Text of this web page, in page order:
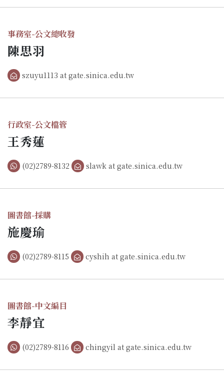
事務室-公文總收發
陳思羽
szuyu1113 at gate.sinica.edu.tw
行政室-公文檔管
王秀蓮
(02)2789-8132 slawk at gate.sinica.edu.tw
圖書館-採購
施慶瑜
(02)2789-8115 cyshih at gate.sinica.edu.tw
圖書館-中文編目
李靜宜
(02)2789-8116 chingyil at gate.sinica.edu.tw